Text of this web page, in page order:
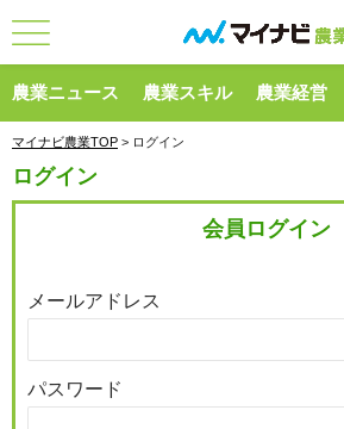
農業ニュース 農業スキル 農業経営
マイナビ農業TOP > ログイン
ログイン
会員ログイン
メールアドレス
パスワード